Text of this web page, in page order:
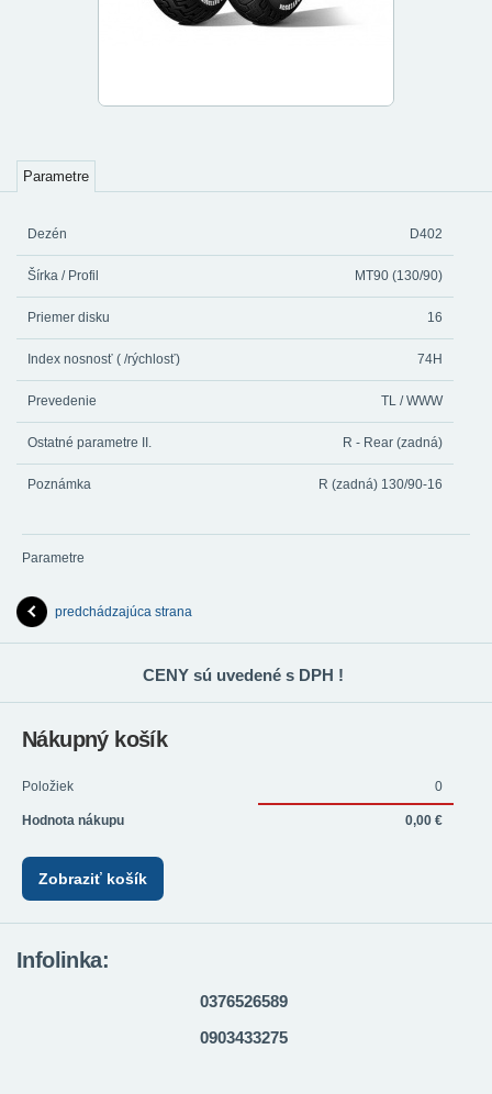
Parametre
Dezén D402
Šírka / Profil MT90 (130/90)
Priemer disku 16
Index nosnosť ( /rýchlosť) 74H
Prevedenie TL / WWW
Ostatné parametre II. R - Rear (zadná)
Poznámka R (zadná) 130/90-16
Parametre
predchádzajúca strana
CENY sú uvedené s DPH !
Nákupný košík
Položiek 0
Hodnota nákupu 0,00 €
Zobraziť košík
Infolinka:
0376526589
0903433275